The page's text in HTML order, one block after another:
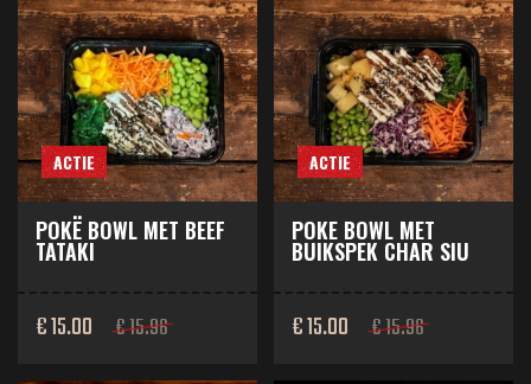
ACTIE
POKË BOWL MET BEEF
TATAKI
€ 15.00 € 15.96
ACTIE
POKE BOWL MET
BUIKSPEK CHAR SIU
€ 15.00 € 15.96